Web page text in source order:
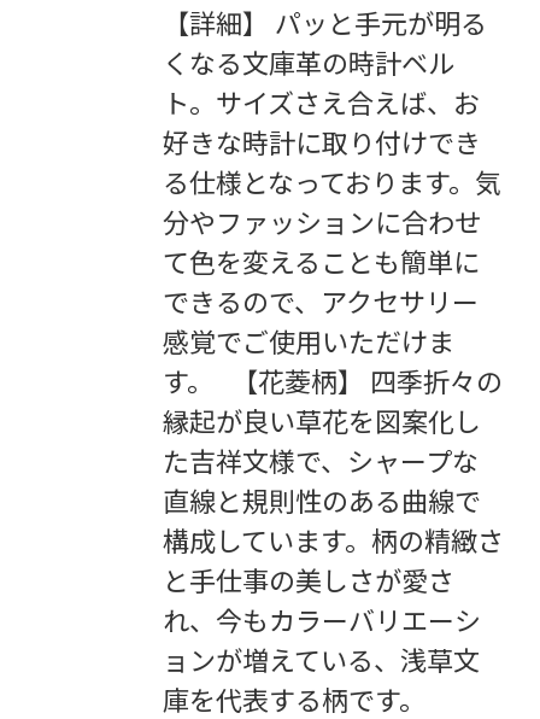
【詳細】 パッと手元が明る
くなる文庫革の時計ベル
ト。サイズさえ合えば、お
好きな時計に取り付けでき
る仕様となっております。気
分やファッションに合わせ
て色を変えることも簡単に
できるので、アクセサリー
感覚でご使用いただけま
す。 【花菱柄】 四季折々の
縁起が良い草花を図案化し
た吉祥文様で、シャープな
直線と規則性のある曲線で
構成しています。柄の精緻さ
と手仕事の美しさが愛さ
れ、今もカラーバリエーシ
ョンが増えている、浅草文
庫を代表する柄です。